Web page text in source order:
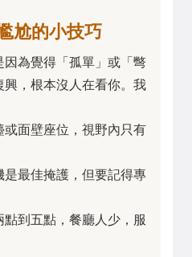
尬的小技巧
為覺得「孤單」或「彆
，根本沒人在看你。我
或面壁座位，視野內只有
是最佳掩護，但要記得專
點到五點，餐廳人少，服